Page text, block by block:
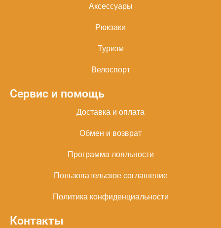
Аксессуары
Рюкзаки
Туризм
Велоспорт
Сервис и помощь
Доставка и оплата
Обмен и возврат
Программа лояльности
Пользовательское соглашение
Политика конфиденциальности
Контакты